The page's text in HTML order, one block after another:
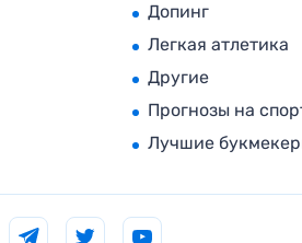
Допинг
Легкая атлетика
Другие
Прогнозы на
Лучшие